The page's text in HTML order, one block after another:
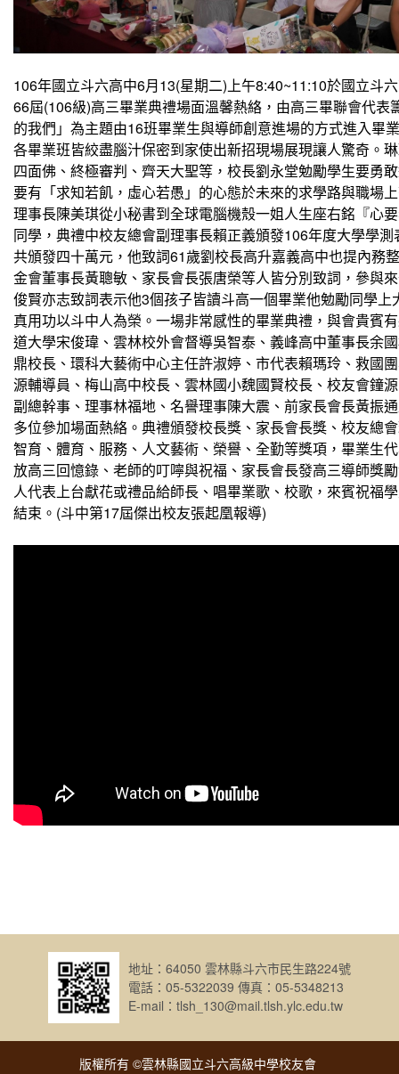
106年國立斗六高中6月13(星期二)上午8:40~11:10於國立斗
66屆(106級)高三畢業典禮場面溫馨熱絡，由高三畢聯會代表
的我們」為主題由16班畢業生與導師創意進場的方式進入畢
各畢業班皆絞盡腦汁保密到家使出新招現場展現讓人驚奇。
四面佛、終極審判、齊天大聖等，校長劉永堂勉勵學生要勇
要有「求知若飢，虛心若愚」的心態於未來的求學路與職場
理事長陳美琪從小秘書到全球電腦機殼一姐人生座右銘『心
同學，典禮中校友總會副理事長賴正義頒發106年度大學學
共頒發四十萬元，他致詞61歲劉校長高升嘉義高中也提內務
金會董事長黃聰敏、家長會長張唐榮等人皆分別致詞，參與
俊賢亦志致詞表示他3個孩子皆讀斗高一個畢業他勉勵同學上
真用功以斗中人為榮。一場非常感性的畢業典禮，與會貴賓
道大學宋俊瑋、雲林校外會督導吳智泰、義峰高中董事長余
鼎校長、環科大藝術中心主任許淑婷、市代表賴瑪玲、救國
源輔導員、梅山高中校長、雲林國小魏國賢校長、校友會鐘
副總幹事、理事林福地、名譽理事陳大震、前家長會長黃振
多位參加場面熱絡。典禮頒發校長獎、家長會長獎、校友總
智育、體育、服務、人文藝術、榮譽、全勤等獎項，畢業生
放高三回憶錄、老師的叮嚀與祝福、家長會長發高三導師獎
人代表上台獻花或禮品給師長、唱畢業歌、校歌，來賓祝福
結束。(斗中第17屆傑出校友張起凰報導)
地址：64050 雲林縣斗六市民生路224號
電話：05-5322039 傳真：05-5348213
E-mail：tlsh_130@mail.tlsh.ylc.edu.tw
版權所有 ©雲林縣國立斗六高級中學校友會